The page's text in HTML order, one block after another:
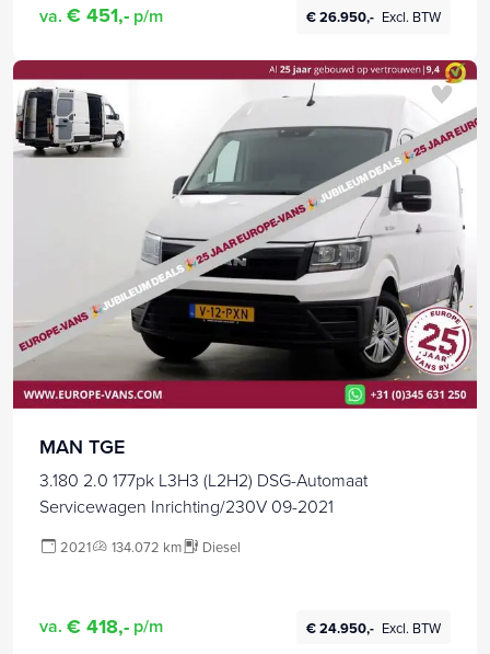
va. € 451,- p/m € 26.950,- Excl. BTW
MAN TGE
3.180 2.0 177pk L3H3 (L2H2) DSG-Automaat
Servicewagen Inrichting/230V 09-2021
2021 134.072 km Diesel
va. € 418,- p/m € 24.950,- Excl. BTW